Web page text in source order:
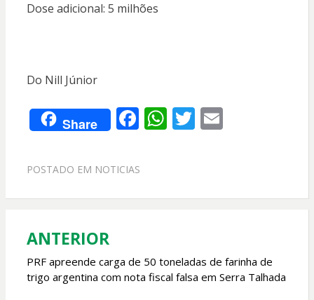
Dose adicional: 5 milhões
Do Nill Júnior
Share F
e
o
k
W
A
p
T E
POSTADO EM NOTICIAS
Navegação
de
Post
ANTERIOR
PRF apreende carga de 50 toneladas de farinha de
trigo argentina com nota fiscal falsa em Serra Talhada